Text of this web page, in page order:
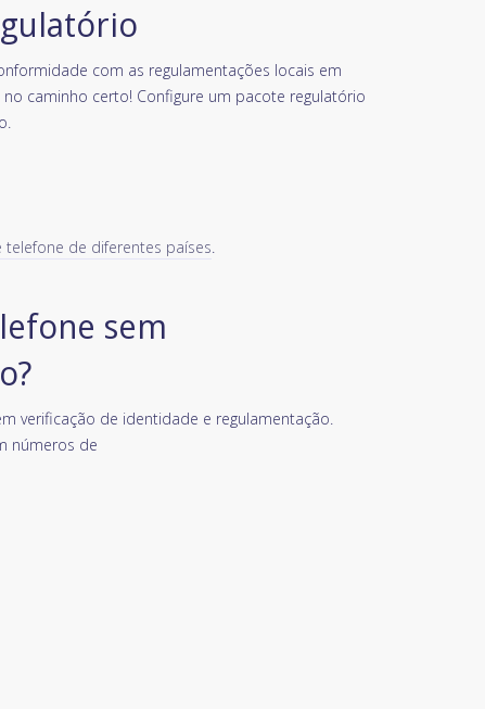
com as regulamentações locais em
no caminho certo! Configure um pacote regulatório
telefone de diferentes países.
sem
verificação de identidade e regulamentação.
números de